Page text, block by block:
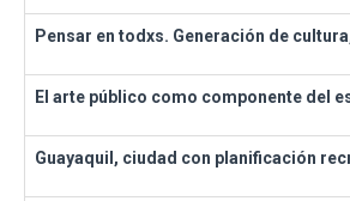
Pensar en todxs. Generación de
El arte público como componente del
Guayaquil, ciudad con planificación